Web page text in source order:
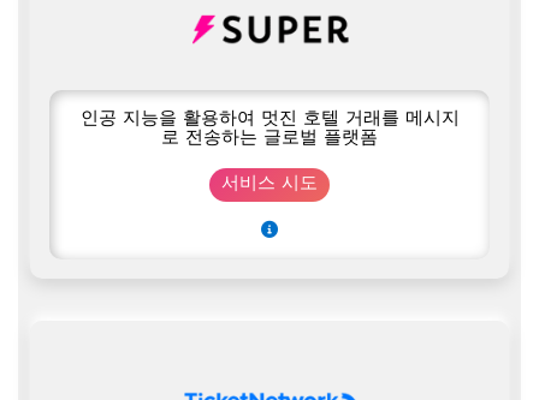
인공 지능을 활용하여 멋진 호텔 거래를 메시지
로 전송하는 글로벌 플랫폼
서비스 시도